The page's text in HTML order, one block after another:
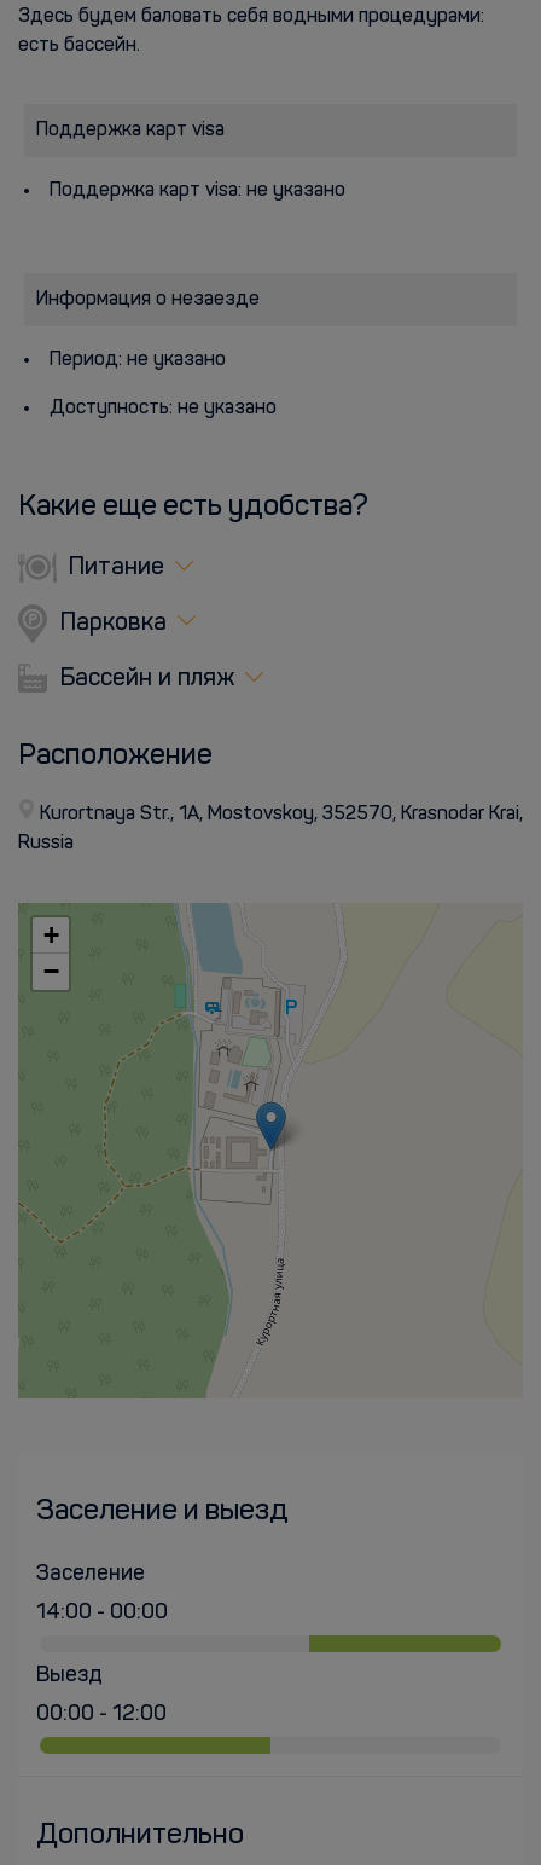
Здесь будем баловать себя водными процедурами:
есть бассейн.
Поддержка карт visa
Поддержка карт visa: не указано
Информация о незаезде
Период: не указано
Доступность: не указано
Какие еще есть удобства?
Питание
Парковка
Бассейн и пляж
Расположение
Kurortnaya Str., 1A, Mostovskoy, 352570, Krasnodar Krai,
Russia
+
−
Заселение и выезд
Заселение
14:00 - 00:00
Выезд
00:00 - 12:00
Дополнительно